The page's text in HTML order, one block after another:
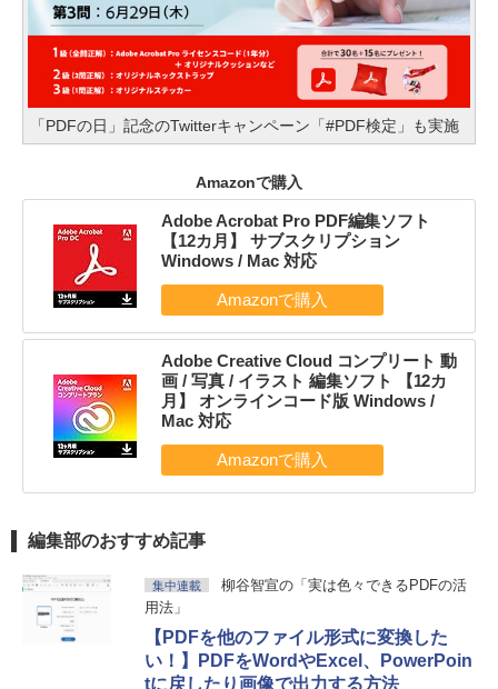
「PDFの日」記念のTwitterキャンペーン「#PDF検定」も実施
Amazonで購入
Adobe Acrobat Pro PDF編集ソフト
【12カ月】 サブスクリプション
Windows / Mac 対応
Adobe Creative Cloud コンプリート 動
画 / 写真 / イラスト 編集ソフト 【12カ
月】 オンラインコード版 Windows /
Mac 対応
編集部のおすすめ記事
集中連載
柳谷智宣の「実は色々できるPDFの活
用法」
【PDFを他のファイル形式に変換した
い！】PDFをWordやExcel、PowerPoin
tに戻したり画像で出力する方法